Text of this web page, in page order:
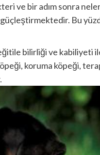
ve bir adım sonra
Bu
bilirliği ve kabiliyeti
koruma köpeği,